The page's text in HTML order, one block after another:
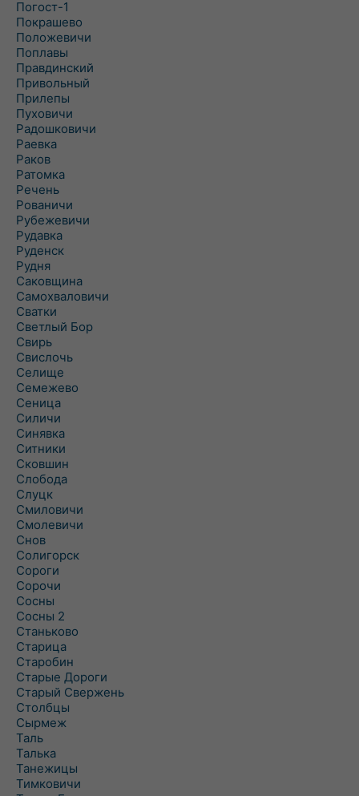
Погост-1
Покрашево
Положевичи
Поплавы
Правдинский
Привольный
Прилепы
Пуховичи
Радошковичи
Раевка
Раков
Ратомка
Речень
Рованичи
Рубежевичи
Рудавка
Руденск
Рудня
Саковщина
Самохваловичи
Сватки
Светлый Бор
Свирь
Свислочь
Селище
Семежево
Сеница
Силичи
Синявка
Ситники
Сковшин
Слобода
Слуцк
Смиловичи
Смолевичи
Снов
Солигорск
Сороги
Сорочи
Сосны
Сосны 2
Станьково
Старица
Старобин
Старые Дороги
Старый Свержень
Столбцы
Сырмеж
Таль
Талька
Танежицы
Тимковичи